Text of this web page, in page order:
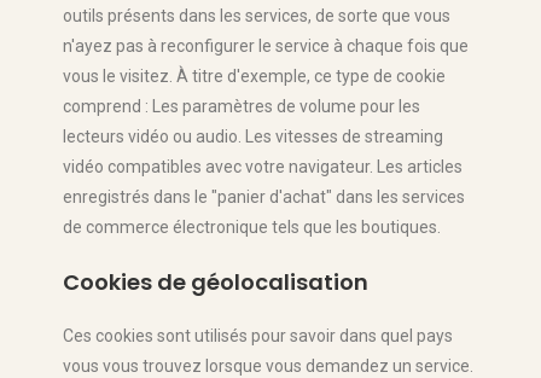
outils présents dans les services, de sorte que vous
n'ayez pas à reconfigurer le service à chaque fois que
vous le visitez. À titre d'exemple, ce type de cookie
comprend : Les paramètres de volume pour les
lecteurs vidéo ou audio. Les vitesses de streaming
vidéo compatibles avec votre navigateur. Les articles
enregistrés dans le "panier d'achat" dans les services
de commerce électronique tels que les boutiques.
Cookies de géolocalisation
Ces cookies sont utilisés pour savoir dans quel pays
vous vous trouvez lorsque vous demandez un service.